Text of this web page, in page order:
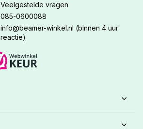
Veelgestelde vragen
085-0600088
info@beamer-winkel.nl (binnen 4 uur
reactie)